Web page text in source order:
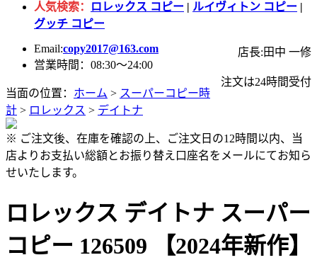
人気検索： ロレックス コピー | ルイヴィトン コピー |
グッチ コピー
Email:copy2017@163.com
店長:田中 一修
営業時間：08:30～24:00
注文は24時間受付
当面の位置： ホーム > スーパーコピー時
計 > ロレックス > デイトナ
※ ご注文後、在庫を確認の上、ご注文日の12時間以内、当
店よりお支払い総額とお振り替え口座名をメールにてお知ら
せいたします。
ロレックス デイトナ スーパー
コピー 126509 【2024年新作】